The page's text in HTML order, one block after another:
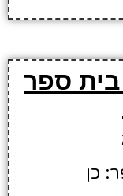
ספר
כן